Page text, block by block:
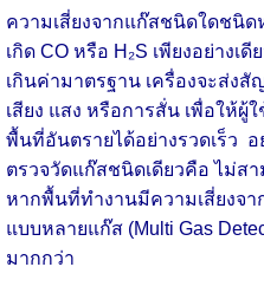
ความเสี่ยงจากแก๊สชนิดใดชนิ
เกิด CO หรือ H₂S เพียงอย่างเ
เกินค่ามาตรฐาน เครื่องจะส่ง
เสียง แสง หรือการสั่น เพื่อให้ผู้
พื้นที่อันตรายได้อย่างรวดเร็ว
ตรวจวัดแก๊สชนิดเดียวคือ ไม่ส
หากพื้นที่ทำงานมีความเสี่ยงจา
แบบหลายแก๊ส (Multi Gas
มากกว่า